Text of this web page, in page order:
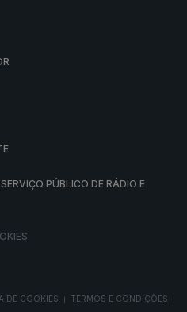
PÚBLICO DE RÁDIO E
DE COOKIES TERMOS E CONDIÇÕES